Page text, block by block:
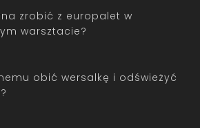
zrobić z europalet w
warsztacie?
obić wersalkę i odświeżyć